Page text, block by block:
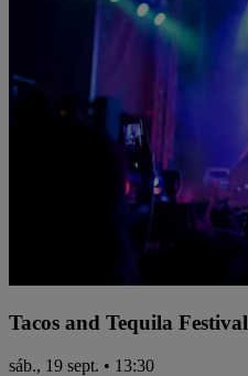
Tacos and Tequila Festival
sáb., 19 sept. • 13:30